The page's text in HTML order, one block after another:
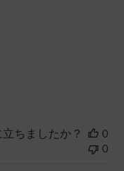
ちましたか？
0
0